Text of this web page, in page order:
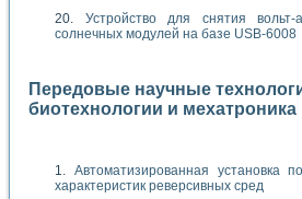
Устройство для снятия вольт-
солнечных модулей на базе USB-6008
Передовые научные
биотехнологии и мехатроника
Автоматизированная установка
характеристик реверсивных сред